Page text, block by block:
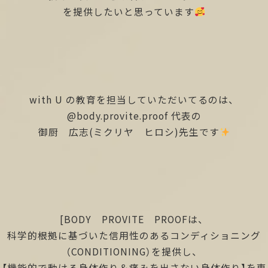
を提供したいと思っています
with U の教育を担当していただいてるのは、
@body.provite.proof代表の
御厨 広志(ミクリヤ ヒロシ)先生です
[BODY PROVITE PROOFは、
科学的根拠に基づいた信用性のあるコンディショニング
（CONDITIONING）を提供し、